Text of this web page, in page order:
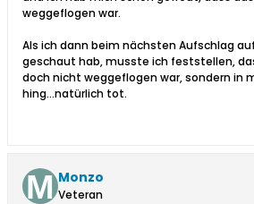
weggeflogen war.
Als ich dann beim nächsten Aufschlag
geschaut hab, musste ich feststellen,
doch nicht weggeflogen war, sondern in
hing...natürlich tot.
Monzo
Veteran